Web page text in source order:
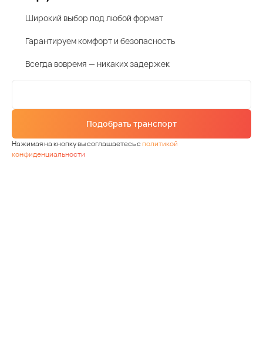
Широкий выбор под любой формат
Гарантируем комфорт и безопасность
Всегда вовремя — никаких задержек
Подобрать транспорт
Нажимая на кнопку вы соглашаетесь сполитикой
конфиденциальности